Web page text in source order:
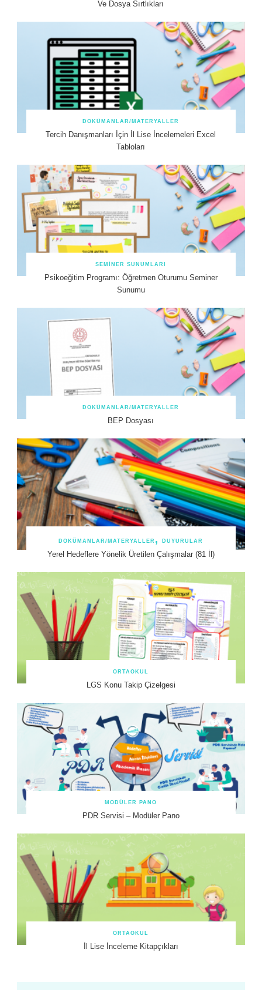
Ve Dosya Sırtlıkları
DOKÜMANLAR/MATERYALLER
Tercih Danışmanları İçin İl Lise İncelemeleri Excel
Tabloları
SEMINER SUNUMLARI
Psikoeğitim Programı: Öğretmen Oturumu Seminer
Sunumu
DOKÜMANLAR/MATERYALLER
BEP Dosyası
DOKÜMANLAR/MATERYALLER DUYURULAR
Yerel Hedeflere Yönelik Üretilen Çalışmalar (81 İl)
ORTAOKUL
LGS Konu Takip Çizelgesi
MODÜLER PANO
PDR Servisi – Modüler Pano
ORTAOKUL
İl Lise İnceleme Kitapçıkları